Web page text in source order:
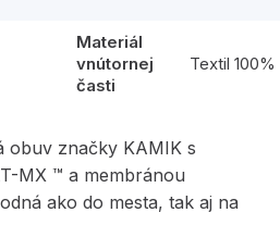
Materiál
vnútornej
časti
Textil 100%
obuv značky KAMIK s
MX ™ a membránou
ako do mesta, tak aj na